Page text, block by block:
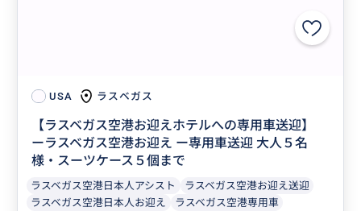
USA ラスベガス
【ラスベガス空港お迎えホテルへの専用車送迎】
ーラスベガス空港お迎え ー専用車送迎 大人５名
様・スーツケース５個まで
ラスベガス空港日本人アシスト
ラスベガス空港お迎え送迎
ラスベガス空港日本人お迎え
ラスベガス空港専用車